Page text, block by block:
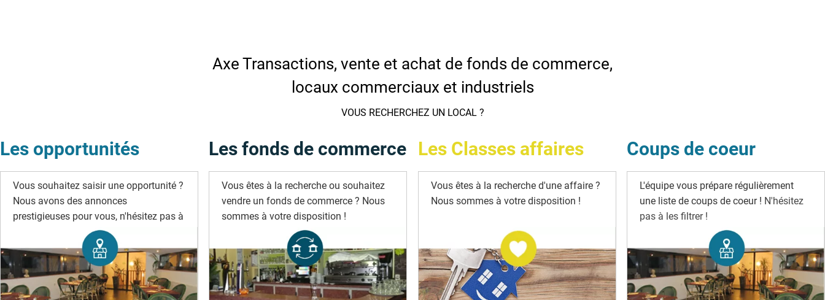
Axe Transactions, vente et achat de fonds de commerce,
locaux commerciaux et industriels
VOUS RECHERCHEZ UN LOCAL ?
Les opportunités
Vous souhaitez saisir une opportunité ?
Nous avons des annonces
prestigieuses pour vous, n'hésitez pas à
Les fonds de commerce
Vous êtes à la recherche ou souhaitez
vendre un fonds de commerce ? Nous
sommes à votre disposition !
Les Classes affaires
Vous êtes à la recherche d'une affaire ?
Nous sommes à votre disposition !
Coups de coeur
L'équipe vous prépare régulièrement
une liste de coups de coeur ! N'hésitez
pas à les filtrer !